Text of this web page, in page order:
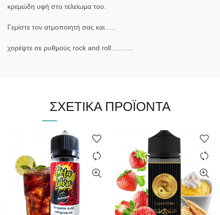
κρεμώδη υφή στο τελείωμα του.
Γεμίστε τον ατμοποιητή σας και…..
χορέψτε σε ρυθμούς rock and roll……….
ΣΧΕΤΙΚΆ ΠΡΟΪΌΝΤΑ